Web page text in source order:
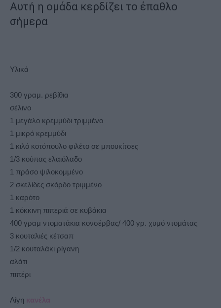
Αυτή η ομάδα κερδίζει το έπαθλο
σήμερα
Υλικά
300 γραμ. ρεβίθια
σέλινο
1 μεγάλο κρεμμύδι τριμμένο
1 μικρό κρεμμύδι
1 κιλό κοτόπουλο φιλέτο σε μπουκίτσες
1/3 κούπας ελαιόλαδο
1 πράσο ψιλοκομμένο
2 σκελίδες σκόρδο τριμμένο
1 καρότο
1 κόκκινη πιπεριά σε κυβάκια
400 γραμ ντοματάκια κονσέρβας/ 400 γρ. χυμό ντομάτας
3 κουταλιές κέτσαπ
1/2 κουταλάκι ρίγανη
αλάτι
πιπέρι
Λίγη κανέλα